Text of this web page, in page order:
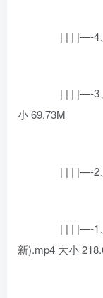
| | | |—-4、[
| | | |—-3、[
小 69.73M
| | | |—-2、[
| | | |—-1、[
新).mp4 大小